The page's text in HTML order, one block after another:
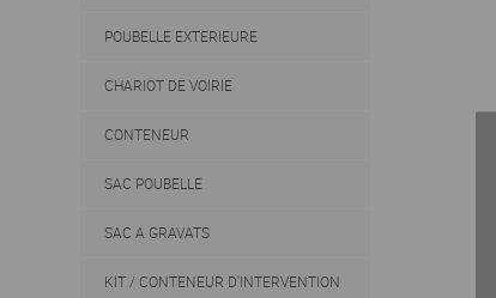
POUBELLE EXTERIEURE
CHARIOT DE VOIRIE
CONTENEUR
SAC POUBELLE
SAC A GRAVATS
KIT / CONTENEUR D'INTERVENTION